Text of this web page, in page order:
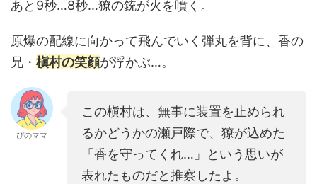
あと9秒…8秒…獠の銃が火を噴く。
原爆の配線に向かって飛んでいく弾丸を背に、香の
兄・ 槇村の笑顔が浮かぶ…。
ぴのママ
この槇村は、無事に装置を止められ
るかどうかの瀬戸際で、獠が込めた
「香を守ってくれ…」という思いが
表れたものだと推察したよ。